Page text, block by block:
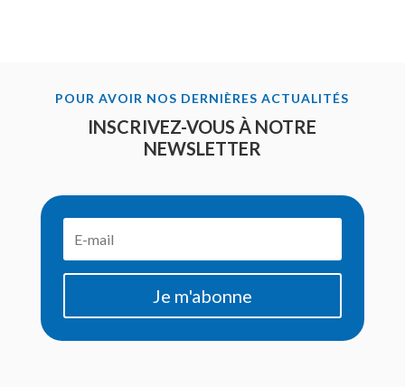
POUR AVOIR NOS DERNIÈRES ACTUALITÉS
INSCRIVEZ-VOUS À NOTRE
NEWSLETTER
Je m'abonne